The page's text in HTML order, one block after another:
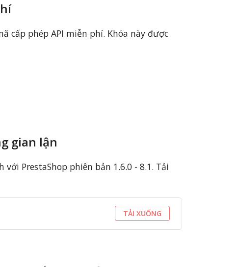
cấp phép API miễn phí. Khóa này được
gian lận
PrestaShop phiên bản 1.6.0 - 8.1. Tải
TẢI XUỐNG